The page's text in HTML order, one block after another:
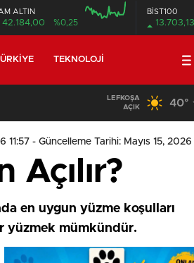
ALTIN
42.184,00 %0,25
BİST100
13.703,13
TEKNOLOJI
Meclis, yasama gündemiyle
LEFKOŞA
AÇIK
40°
11:57 - Güncelleme Tarihi: Mayıs 15, 2026
Açılır?
en uygun yüzme koşulları
yüzmek mümkündür.